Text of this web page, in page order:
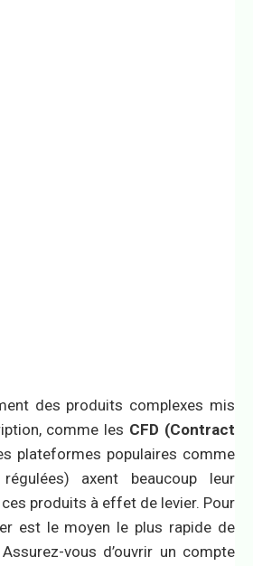
des produits complexes mis
comme les CFD (Contract
plateformes populaires comme
axent beaucoup leur
produits à effet de levier. Pour
est le moyen le plus rapide de
vous d’ouvrir un compte